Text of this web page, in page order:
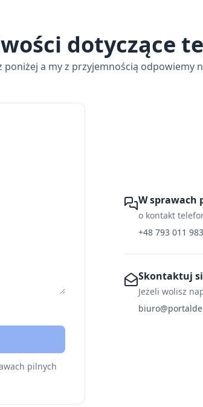
dotyczące
poniżej a my z przyjemnością odpowiemy
pilnych
W sprawach
o kontakt
+48 793 011 983
Skontaktuj
Jeżeli wolisz